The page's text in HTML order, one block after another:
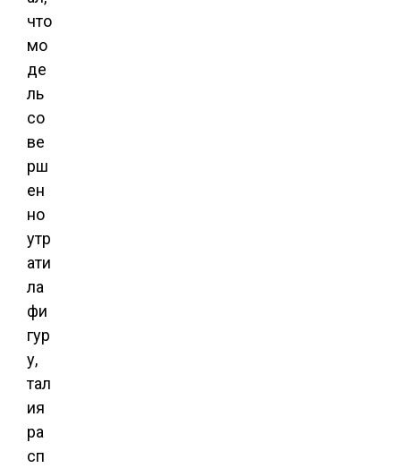
что
мо
де
ль
со
ве
рш
ен
но
утр
ати
ла
фи
гур
у,
тал
ия
ра
сп